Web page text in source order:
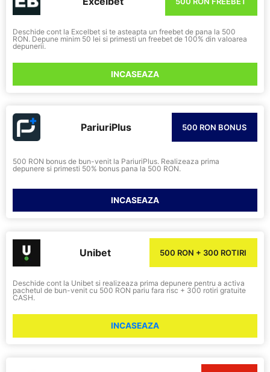
Deschide cont la Excelbet si te asteapta un freebet de pana la 500
RON. Depune minim 50 lei si primesti un freebet de 100% din valoarea
depunerii.
INCASEAZA
PariuriPlus 500 RON BONUS
500 RON bonus de bun-venit la PariuriPlus. Realizeaza prima
depunere si primesti 50% bonus pana la 500 RON.
INCASEAZA
Unibet 500 RON + 300 ROTIRI
Deschide cont la Unibet si realizeaza prima depunere pentru a activa
pachetul de bun-venit cu 500 RON pariu fara risc + 300 rotiri gratuite
CASH.
INCASEAZA